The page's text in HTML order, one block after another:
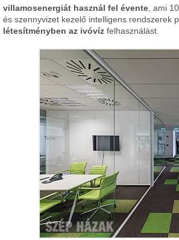
villamosenergiát használ fel évente , ami
és szennyvizet kezelő intelligens rendszerek
létesítményben az ivóvíz felhasználást.